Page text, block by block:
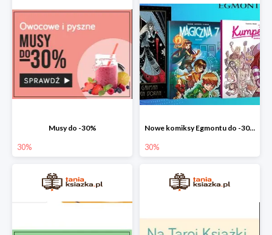
Musy do -30%
30%
Nowe komiksy Egmontu do -30%
30%